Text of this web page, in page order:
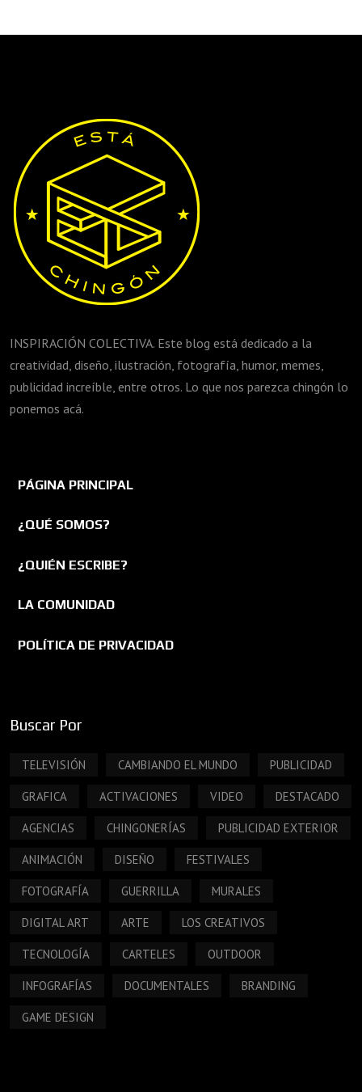
INSPIRACIÓN COLECTIVA. Este blog está dedicado a la
creatividad, diseño, ilustración, fotografía, humor, memes,
publicidad increíble, entre otros. Lo que nos parezca chingón lo
ponemos acá.
PÁGINA PRINCIPAL
¿QUÉ SOMOS?
¿QUIÉN ESCRIBE?
LA COMUNIDAD
POLÍTICA DE PRIVACIDAD
Buscar Por
TELEVISIÓN CAMBIANDO EL MUNDO PUBLICIDAD
GRAFICA ACTIVACIONES VIDEO DESTACADO
AGENCIAS CHINGONERÍAS PUBLICIDAD EXTERIOR
ANIMACIÓN DISEÑO FESTIVALES
FOTOGRAFÍA GUERRILLA MURALES
DIGITAL ART ARTE LOS CREATIVOS
TECNOLOGÍA CARTELES OUTDOOR
INFOGRAFÍAS DOCUMENTALES BRANDING
GAME DESIGN